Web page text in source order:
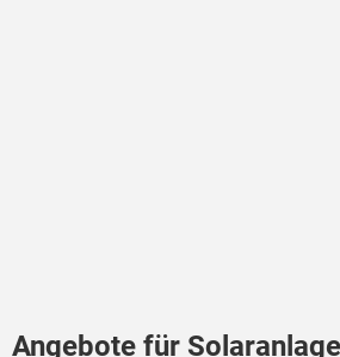
Angebote für